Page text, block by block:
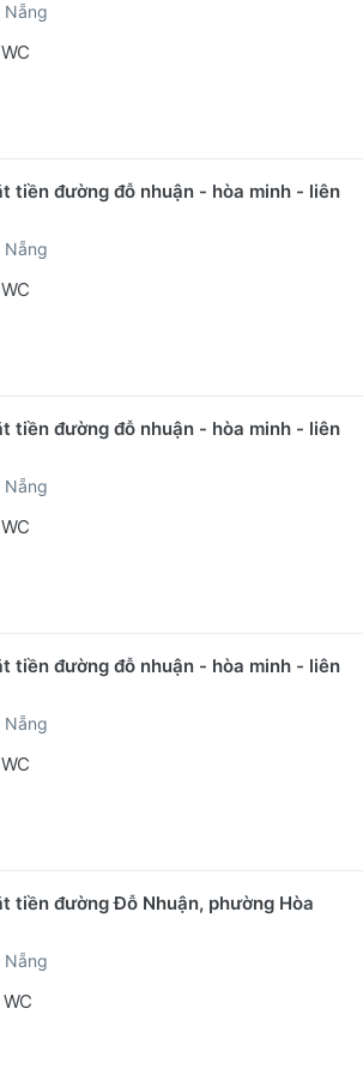
Nẵng
tiền đường đỗ nhuận - hòa minh - liên
Nẵng
tiền đường đỗ nhuận - hòa minh - liên
Nẵng
tiền đường đỗ nhuận - hòa minh - liên
Nẵng
tiền đường Đỗ Nhuận, phường Hòa
Nẵng